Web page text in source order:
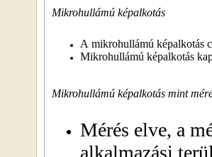
Mikrohullámú képalkotás
A mikrohullámú képalkotás
Mikrohullámú képalkotás
Mikrohullámú képalkotás mint
Mérés elve, a
alkalmazási